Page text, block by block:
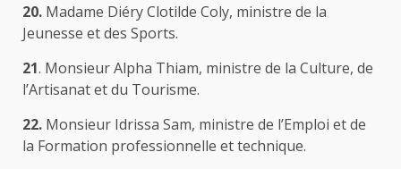
20. Madame Diéry Clotilde Coly, ministre de la
Jeunesse et des Sports.
21. Monsieur Alpha Thiam, ministre de la Culture, de
l’Artisanat et du Tourisme.
22. Monsieur Idrissa Sam, ministre de l’Emploi et de
la Formation professionnelle et technique.